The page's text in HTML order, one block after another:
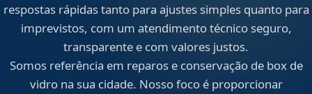
respostas rápidas tanto para ajustes simples quanto para
imprevistos, com um atendimento técnico seguro,
transparente e com valores justos.
Somos referência em reparos e conservação de box de
vidro na sua cidade. Nosso foco é proporcionar